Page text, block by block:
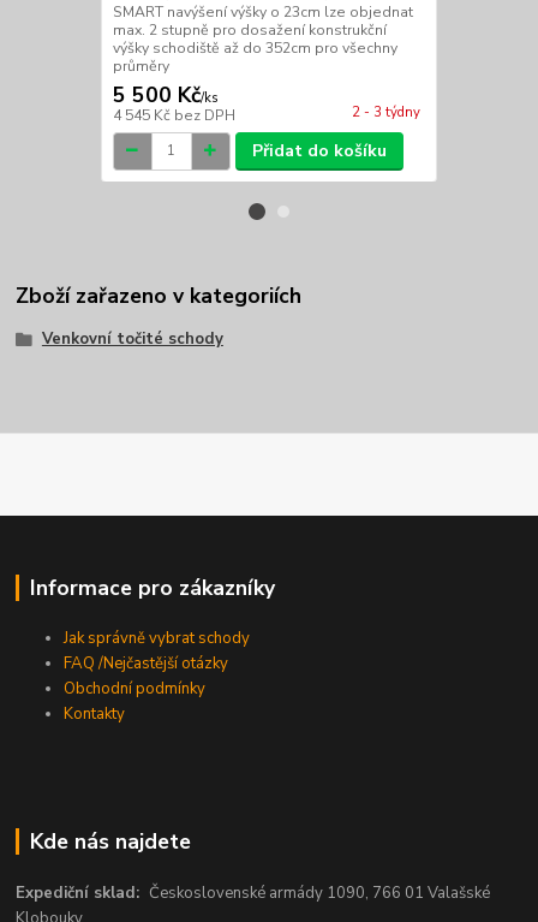
SMART navýšení výšky o 23cm lze objednat
max. 2 stupně pro dosažení konstrukční
výšky schodiště až do 352cm pro všechny
průměry
5 500 Kč/ks
4 545 Kč bez DPH 2 - 3 týdny
Přidat do košíku
Zboží zařazeno v kategoriích
Venkovní točité schody
Informace pro zákazníky
Jak správně vybrat schody
FAQ /Nejčastější otázky
Obchodní podmínky
Kontakty
Kde nás najdete
Expediční sklad:Československé armády 1090, 766 01 Valašské